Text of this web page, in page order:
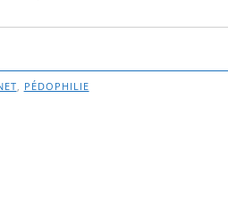
, PÉDOPHILIE